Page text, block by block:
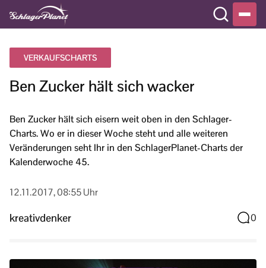
VERKAUFSCHARTS
Ben Zucker hält sich wacker
Ben Zucker hält sich eisern weit oben in den Schlager-
Charts. Wo er in dieser Woche steht und alle weiteren
Veränderungen seht Ihr in den SchlagerPlanet-Charts der
Kalenderwoche 45.
12.11.2017, 08:55 Uhr
kreativdenker 0